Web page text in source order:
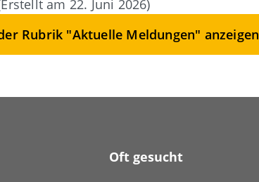
am 22. Juni 2026)
Rubrik "Aktuelle Meldungen" anzeigen
Oft gesucht